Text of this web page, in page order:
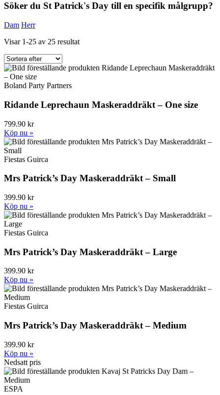
Söker du St Patrick's Day till en specifik målgrupp?
Dam Herr
Visar 1-25 av 25 resultat
Boland Party Partners
Ridande Leprechaun Maskeraddräkt – One size
799.90 kr
Köp nu »
Fiestas Guirca
Mrs Patrick’s Day Maskeraddräkt – Small
399.90 kr
Köp nu »
Fiestas Guirca
Mrs Patrick’s Day Maskeraddräkt – Large
399.90 kr
Köp nu »
Fiestas Guirca
Mrs Patrick’s Day Maskeraddräkt – Medium
399.90 kr
Köp nu »
Nedsatt pris
ESPA